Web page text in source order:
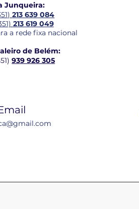
Junqueira:
213 639 084
213 619 049
a rede fixa nacional
de Belém:
939 926 305